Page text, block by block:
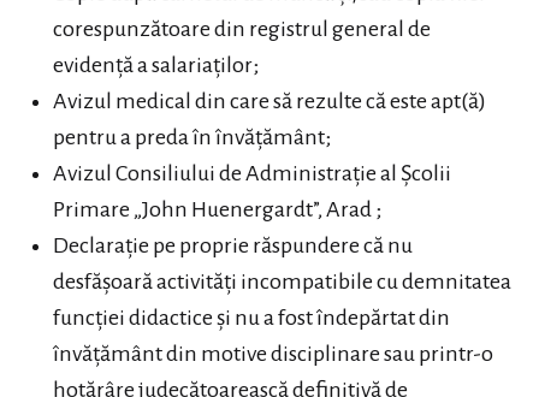
corespunzătoare din registrul general de
evidenţă a salariaţilor;
Avizul medical din care să rezulte că este apt(ă)
pentru a preda în învăţământ;
Avizul Consiliului de Administrație al Școlii
Primare „John Huenergardt”, Arad ;
Declaraţie pe proprie răspundere că nu
desfăşoară activităţi incompatibile cu demnitatea
funcţiei didactice şi nu a fost îndepărtat din
învăţământ din motive disciplinare sau printr-o
hotărâre judecătoarească definitivă de